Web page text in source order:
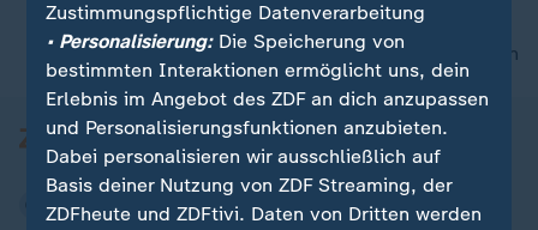
nach oben
Zustimmungspflichtige Datenverarbeitung
• Personalisierung:Die Speicherung von
bestimmten Interaktionen ermöglicht uns, dein
Erlebnis im Angebot des ZDF an dich anzupassen
und Personalisierungsfunktionen anzubieten.
Dabei personalisieren wir ausschließlich auf
Basis deiner Nutzung von ZDF Streaming, der
ZDFheute und ZDFtivi. Daten von Dritten werden